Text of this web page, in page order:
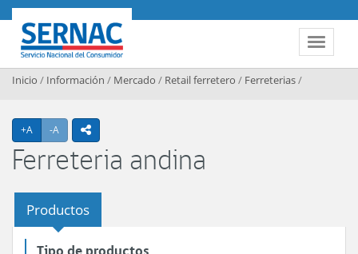
Contenido principal
Toggle
SERNAC
Inicio / Información / Mercado / Retail ferretero / Ferreterias/
+A Agrandar texto
-A Achicar textoicono compartir
Ferreteria andina
Productos
Tipo de productos